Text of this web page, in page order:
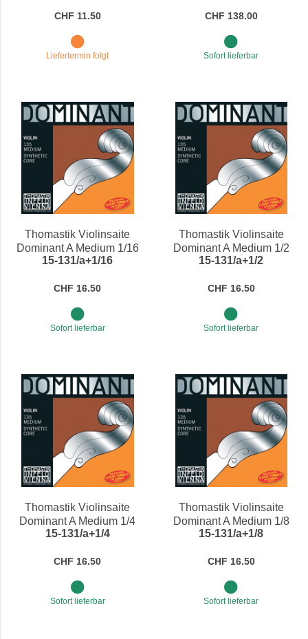
CHF 11.50
Liefertermin folgt
CHF 138.00
Sofort lieferbar
Thomastik Violinsaite
Dominant A Medium 1/16
15-131/a+1/16
CHF 16.50
Sofort lieferbar
Thomastik Violinsaite
Dominant A Medium 1/2
15-131/a+1/2
CHF 16.50
Sofort lieferbar
Thomastik Violinsaite
Dominant A Medium 1/4
15-131/a+1/4
CHF 16.50
Sofort lieferbar
Thomastik Violinsaite
Dominant A Medium 1/8
15-131/a+1/8
CHF 16.50
Sofort lieferbar